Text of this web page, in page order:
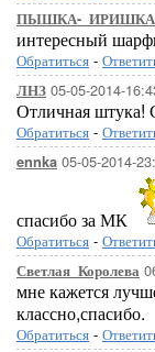
ПЫШКА-_ИРИШКА
интересный
Обратиться -
ЛНЗ 05-05-2014-
Отличная штука!
Обратиться -
ennka 05-05-2014-
спасибо за МК
Обратиться -
Светлая_Королева
мне кажется
классно,спасибо.
Обратиться -